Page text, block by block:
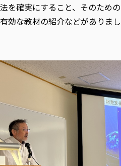
法を確実にすること、そのため
有効な教材の紹介などがありまし